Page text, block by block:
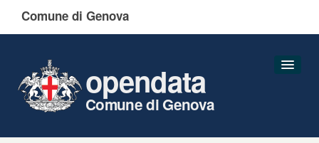
Comune di Genova
opendata
Comune di Genova